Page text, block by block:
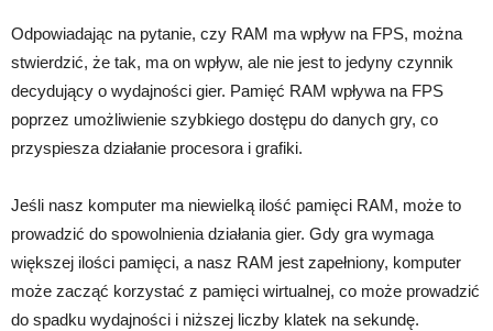
Odpowiadając na pytanie, czy RAM ma wpływ na FPS, można
stwierdzić, że tak, ma on wpływ, ale nie jest to jedyny czynnik
decydujący o wydajności gier. Pamięć RAM wpływa na FPS
poprzez umożliwienie szybkiego dostępu do danych gry, co
przyspiesza działanie procesora i grafiki.
Jeśli nasz komputer ma niewielką ilość pamięci RAM, może to
prowadzić do spowolnienia działania gier. Gdy gra wymaga
większej ilości pamięci, a nasz RAM jest zapełniony, komputer
może zacząć korzystać z pamięci wirtualnej, co może prowadzić
do spadku wydajności i niższej liczby klatek na sekundę.